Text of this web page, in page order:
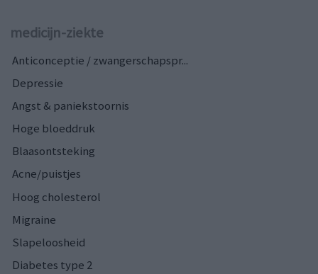
medicijn-ziekte
Anticonceptie / zwangerschapspr...
Depressie
Angst & paniekstoornis
Hoge bloeddruk
Blaasontsteking
Acne/puistjes
Hoog cholesterol
Migraine
Slapeloosheid
Diabetes type 2